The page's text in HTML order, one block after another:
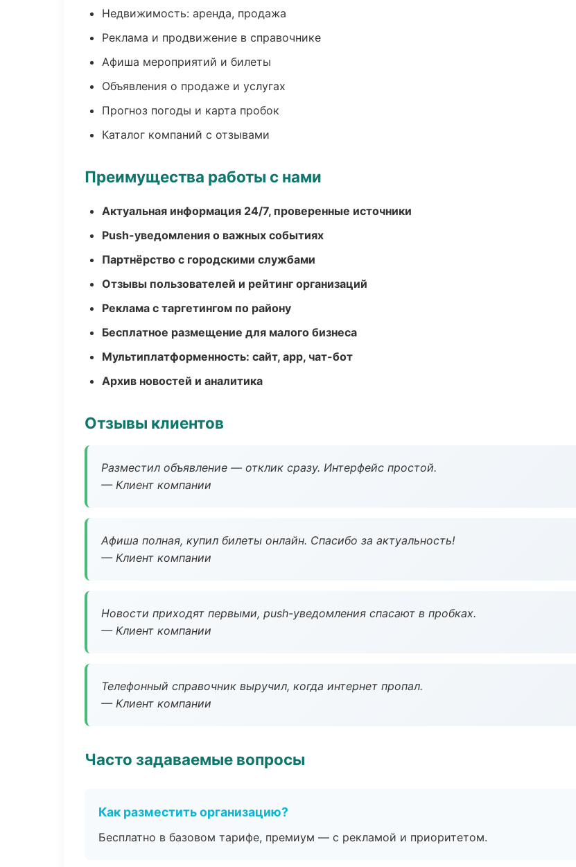
Недвижимость: аренда, продажа
Реклама и продвижение в справочнике
Афиша мероприятий и билеты
Объявления о продаже и услугах
Прогноз погоды и карта пробок
Каталог компаний с отзывами
Преимущества работы с нами
Актуальная информация 24/7, проверенные источники
Push-уведомления о важных событиях
Партнёрство с городскими службами
Отзывы пользователей и рейтинг организаций
Реклама с таргетингом по району
Бесплатное размещение для малого бизнеса
Мультиплатформенность: сайт, app, чат-бот
Архив новостей и аналитика
Отзывы клиентов
Разместил объявление — отклик сразу. Интерфейс простой.
— Клиент компании
Афиша полная, купил билеты онлайн. Спасибо за актуальность!
— Клиент компании
Новости приходят первыми, push-уведомления спасают в пробках.
— Клиент компании
Телефонный справочник выручил, когда интернет пропал.
— Клиент компании
Часто задаваемые вопросы
Как разместить организацию?
Бесплатно в базовом тарифе, премиум — с рекламой и приоритетом.